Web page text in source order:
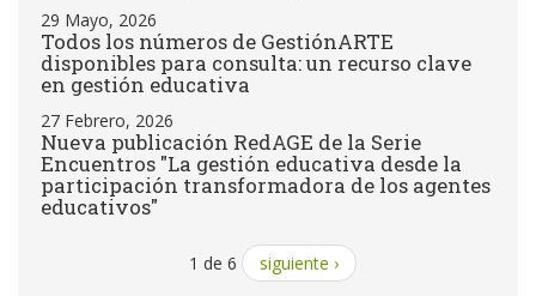
29 Mayo, 2026
Todos los números de GestiónARTE
disponibles para consulta: un recurso clave
en gestión educativa
27 Febrero, 2026
Nueva publicación RedAGE de la Serie
Encuentros "La gestión educativa desde la
participación transformadora de los agentes
educativos"
1 de 6 siguiente ›